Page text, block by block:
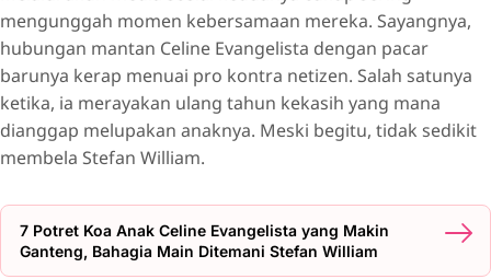
mengunggah momen kebersamaan mereka. Sayangnya,
hubungan mantan Celine Evangelista dengan pacar
barunya kerap menuai pro kontra netizen. Salah satunya
ketika, ia merayakan ulang tahun kekasih yang mana
dianggap melupakan anaknya. Meski begitu, tidak sedikit
membela Stefan William.
7 Potret Koa Anak Celine Evangelista yang Makin
Ganteng, Bahagia Main Ditemani Stefan William